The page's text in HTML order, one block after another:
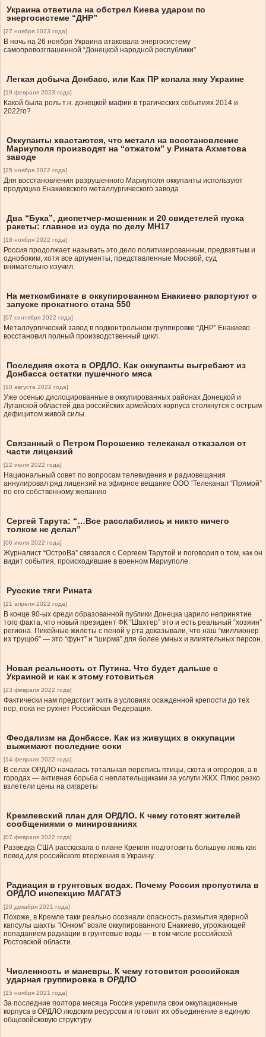
Украина ответила на обстрел Киева ударом по
энергосистеме “ДНР”
[27 ноября 2023 года]
В ночь на 26 ноября Украина атаковала энергосистему
самопровозглашенной “Донецкой народной республики”.
Легкая добыча Донбасс, или Как ПР копала яму Украине
[19 февраля 2023 года]
Какой была роль т.н. донецкой мафии в трагических событиях 2014 и
2022го?
Оккупанты хвастаются, что металл на восстановление
Мариуполя производят на “отжатом” у Рината Ахметова
заводе
[25 ноября 2022 года]
Для восстановления разрушенного Мариуполя оккупанты используют
продукцию Енакиевского металлургического завода
Два “Бука”, диспетчер-мошенник и 20 свидетелей пуска
ракеты: главное из суда по делу МН17
[18 ноября 2022 года]
Россия продолжает называть это дело политизированным, предвзятым и
однобоким, хотя все аргументы, представленные Москвой, суд
внимательно изучил.
На меткомбинате в оккупированном Енакиево рапортуют о
запуске прокатного стана 550
[07 сентября 2022 года]
Металлургический завод в подконтрольном группировке “ДНР” Енакиево
восстановил полный производственный цикл.
Последняя охота в ОРДЛО. Как оккупанты выгребают из
Донбасса остатки пушечного мяса
[10 августа 2022 года]
Уже осенью дислоцированные в оккупированных районах Донецкой и
Луганской областей два российских армейских корпуса столкнутся с острым
дефицитом живой силы.
Связанный с Петром Порошенко телеканал отказался от
части лицензий
[22 июля 2022 года]
Национальный совет по вопросам телевидения и радиовещания
аннулировал ряд лицензий на эфирное вещание ООО “Телеканал “Прямой”
по его собственному желанию
Сергей Тарута: “…Все расслабились и никто ничего
толком не делал”
[06 июля 2022 года]
Журналист “ОстроВа” связался с Сергеем Тарутой и поговорил о том, как он
видит события, происходившие в военном Мариуполе.
Русские тяги Рината
[21 апреля 2022 года]
В конце 90-ых среди образованной публики Донецка царило непринятие
того факта, что новый президент ФК “Шахтер” это и есть реальный “хозяин”
региона. Пикейные жилеты с пеной у рта доказывали, что наш “миллионер
из трущоб” — это “фунт” и “ширма” для более умных и влиятельных персон.
Новая реальность от Путина. Что будет дальше с
Украиной и как к этому готовиться
[23 февраля 2022 года]
Фактически нам предстоит жить в условиях осажденной крепости до тех
пор, пока не рухнет Российская Федерация.
Феодализм на Донбассе. Как из живущих в оккупации
выжимают последние соки
[14 февраля 2022 года]
В селах ОРДЛО началась тотальная перепись птицы, скота и огородов, а в
городах — активная борьба с неплательщиками за услуги ЖКХ. Плюс резко
взлетели цены на сигареты
Кремлевский план для ОРДЛО. К чему готовят жителей
сообщениями о минированиях
[07 февраля 2022 года]
Разведка США рассказала о плане Кремля подготовить большую ложь как
повод для российского вторжения в Украину.
Радиация в грунтовых водах. Почему Россия пропустила в
ОРДЛО инспекцию МАГАТЭ
[20 декабря 2021 года]
Похоже, в Кремле таки реально осознали опасность размытия ядерной
капсулы шахты “Юнком” возле оккупированного Енакиево, угрожающей
попаданием радиации в грунтовые воды — в том числе российской
Ростовской области.
Численность и маневры. К чему готовится российская
ударная группировка в ОРДЛО
[15 ноября 2021 года]
За последние полтора месяца Россия укрепила свои оккупационные
корпуса в ОРДЛО людским ресурсом и готовит их объединение в единую
общевойсковую структуру.